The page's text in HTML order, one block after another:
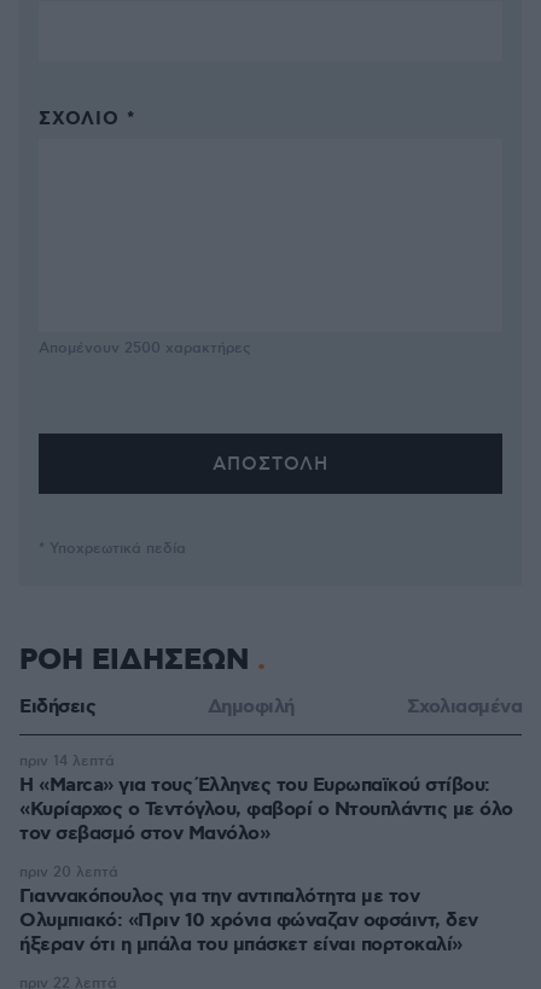
ΣΧΌΛΙΟ *
Απομένουν 2500 χαρακτήρες
* Υποχρεωτικά πεδία
ΡΟΗ ΕΙΔΗΣΕΩΝ
Ειδήσεις Δημοφιλή Σχολιασμένα
Η «Marca» για τους Έλληνες του Ευρωπαϊκού στίβου:
«Κυρίαρχος ο Τεντόγλου, φαβορί ο Ντουπλάντις με όλο
τον σεβασμό στον Μανόλο»
πριν 14 λεπτά
Γιαννακόπουλος για την αντιπαλότητα με τον
Ολυμπιακό: «Πριν 10 χρόνια φώναζαν οφσάιντ, δεν
ήξεραν ότι η μπάλα του μπάσκετ είναι πορτοκαλί»
πριν 20 λεπτά
πριν 22 λεπτά